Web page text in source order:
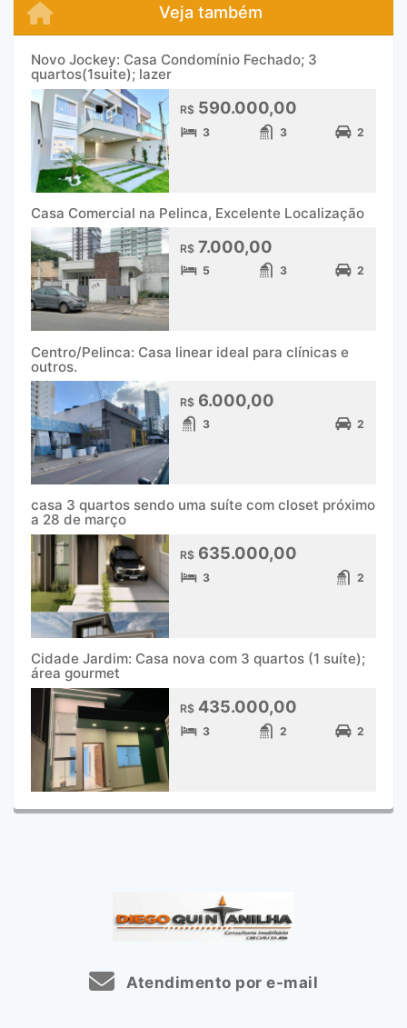
Veja também
Novo Jockey: Casa Condomínio Fechado; 3
quartos(1suite); lazer
R$ 590.000,00
3 3 2
Casa Comercial na Pelinca, Excelente Localização
R$ 7.000,00
5 3 2
Centro/Pelinca: Casa linear ideal para clínicas e
outros.
R$ 6.000,00
3 2
casa 3 quartos sendo uma suíte com closet próximo
a 28 de março
R$ 635.000,00
3 2
Cidade Jardim: Casa nova com 3 quartos (1 suíte);
área gourmet
R$ 435.000,00
3 2 2
Atendimento por e-mail